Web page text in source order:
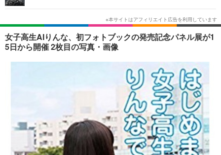
韓国・芸能
音楽 スポーツ
その他
ライフ
ライフTOP グルメ
ペット ショッピング
その他
リリース一覧
プッシュ通知の停止方法
女子高生AIりんな、初フォトブックの発売記念パネル展が1
5日から開催 2枚目の写真・画像